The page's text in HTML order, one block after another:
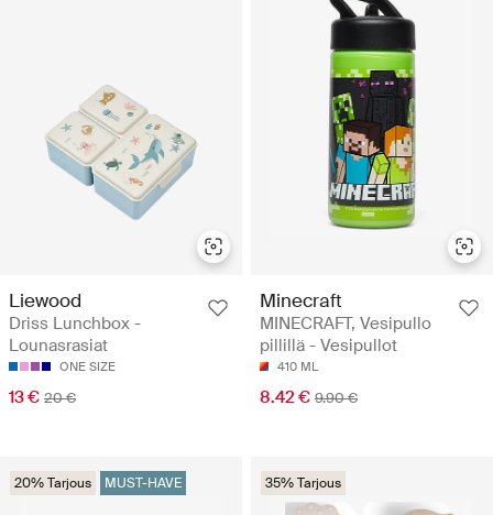
Liewood
Driss Lunchbox -
Lounasrasiat
ONE SIZE
13 € 20 €
Minecraft
MINECRAFT, Vesipullo
pillillä - Vesipullot
410 ML
8.42 € 9.90 €
20% Tarjous MUST-HAVE 35% Tarjous